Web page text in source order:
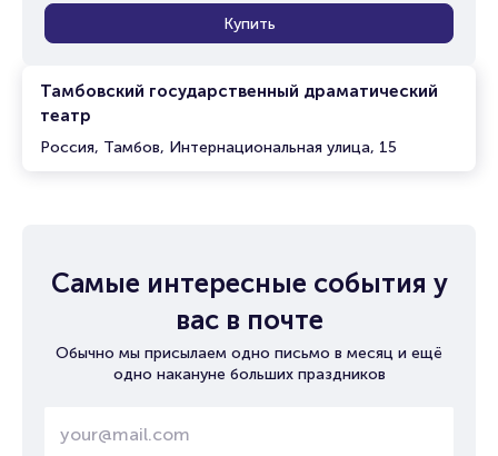
Тамбовский государственный драматический
театр
Россия, Тамбов, Интернациональная улица, 15
Купить
Самые интересные события у
вас в почте
Обычно мы присылаем одно письмо в месяц и ещё
одно накануне больших праздников